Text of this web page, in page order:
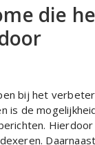
die
bij het
is de
Hierdoor